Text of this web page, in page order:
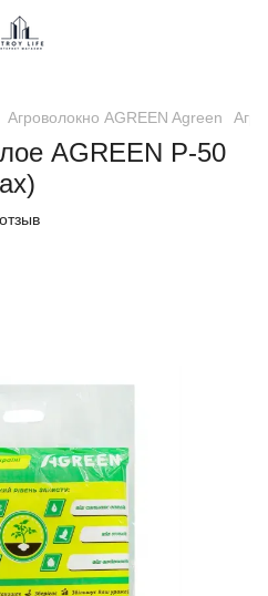
Агроволокно AGREEN Agreen
AGREEN Р-50